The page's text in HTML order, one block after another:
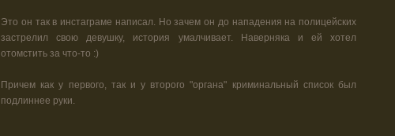
Это он так в инстаграме написал. Но зачем он до нападения на полицейских
застрелил свою девушку, история умалчивает. Наверняка и ей хотел
отомстить за что-то :)
Причем как у первого, так и у второго "органа" криминальный список был
подлиннее руки.